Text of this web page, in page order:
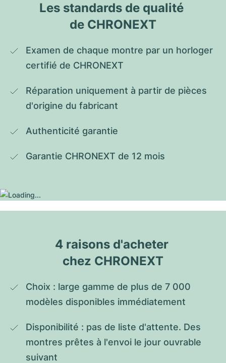
Les standards de qualité
de CHRONEXT
Examen de chaque montre par un horloger
certifié de CHRONEXT
Réparation uniquement à partir de pièces
d'origine du fabricant
Authenticité garantie
Garantie CHRONEXT de 12 mois
4 raisons d'acheter
chez CHRONEXT
Choix : large gamme de plus de 7 000
modèles disponibles immédiatement
Disponibilité : pas de liste d'attente. Des
montres prêtes à l'envoi le jour ouvrable
suivant